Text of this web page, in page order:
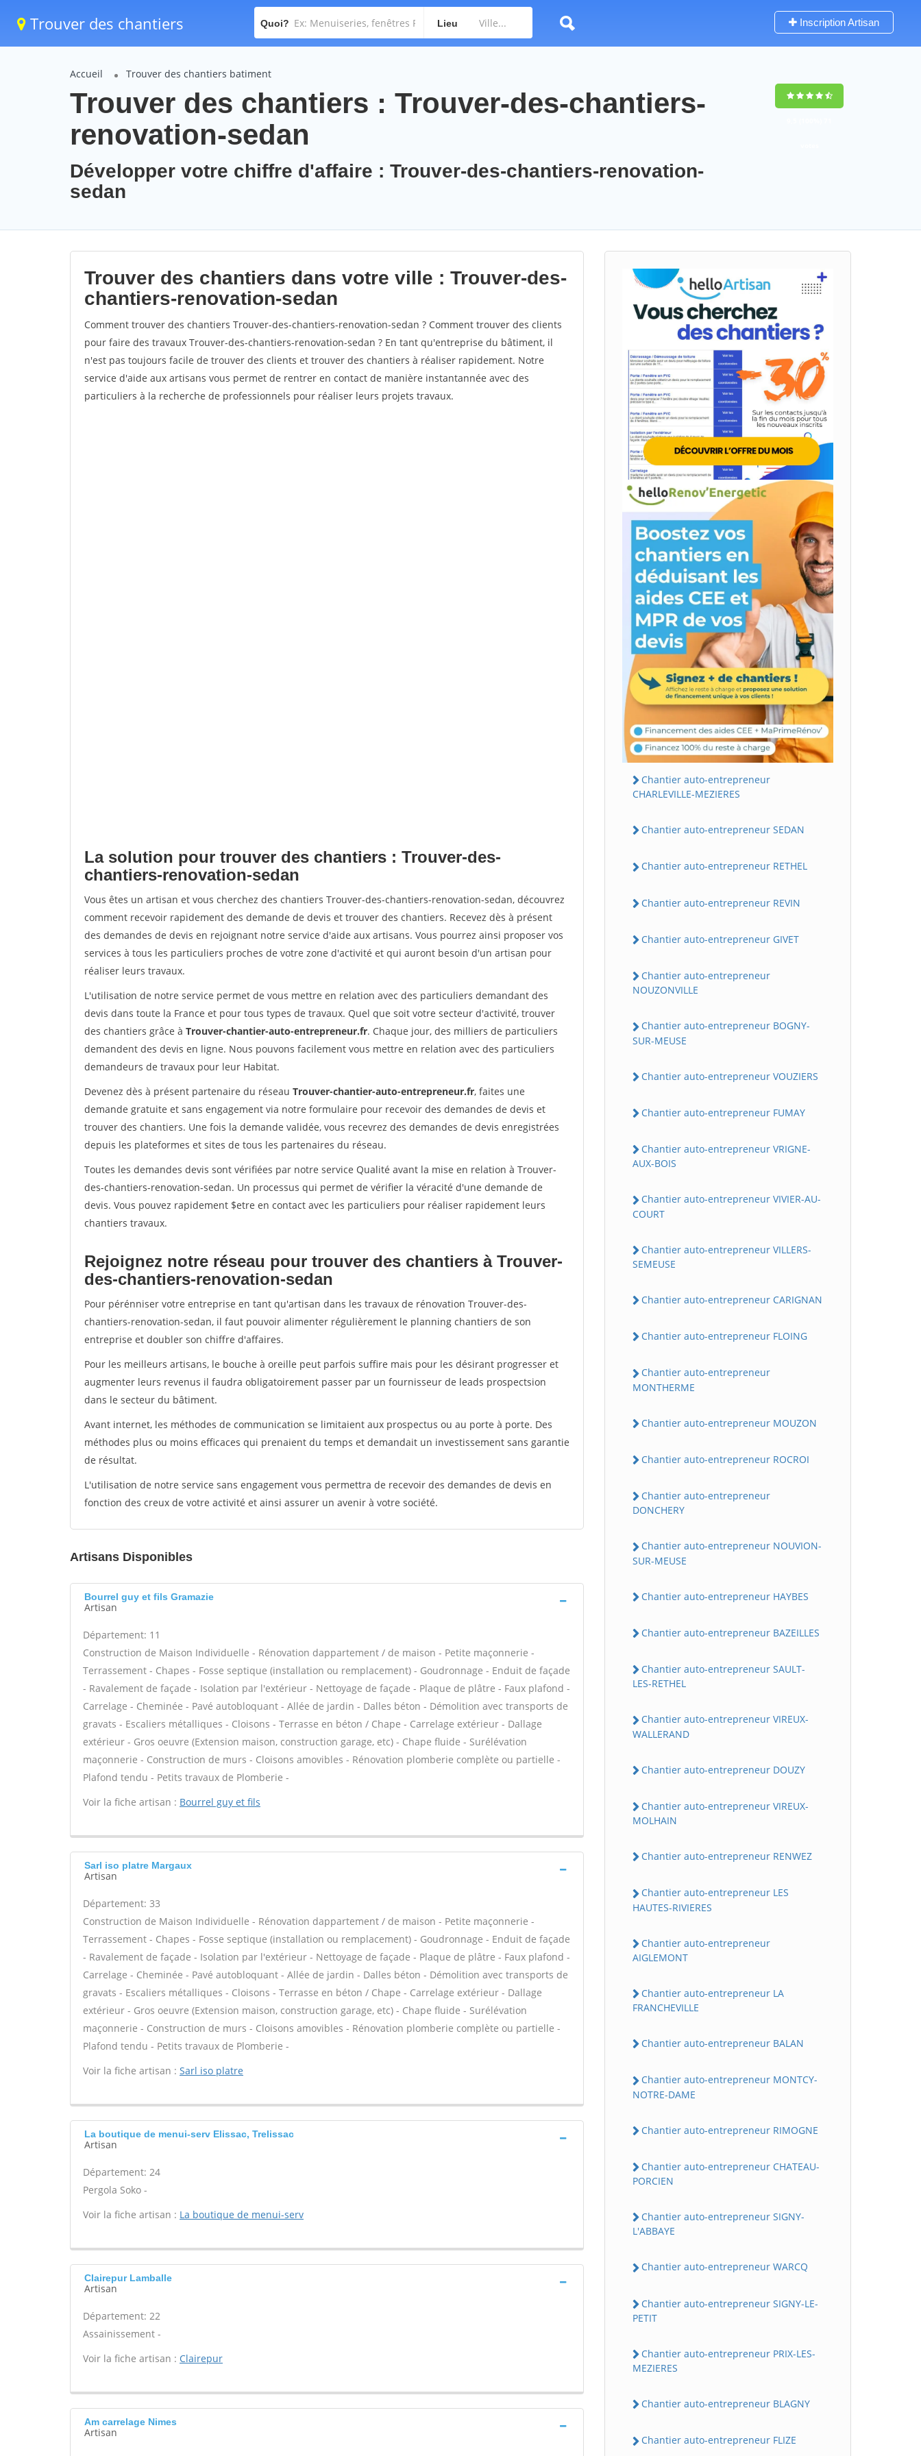
Trouver des chantiers Quoi? Lieu Inscription Artisan
Accueil Trouver des chantiers batiment
Trouver des chantiers : Trouver-des-chantiers-
renovation-sedan
Développer votre chiffre d'affaire : Trouver-des-chantiers-renovation-
sedan
Trouver des chantiers dans votre ville : Trouver-des-
chantiers-renovation-sedan
Comment trouver des chantiers Trouver-des-chantiers-renovation-sedan ? Comment trouver des clients
pour faire des travaux Trouver-des-chantiers-renovation-sedan ? En tant qu'entreprise du bâtiment, il
n'est pas toujours facile de trouver des clients et trouver des chantiers à réaliser rapidement. Notre
service d'aide aux artisans vous permet de rentrer en contact de manière instantannée avec des
particuliers à la recherche de professionnels pour réaliser leurs projets travaux.
La solution pour trouver des chantiers : Trouver-des-
chantiers-renovation-sedan
Vous êtes un artisan et vous cherchez des chantiers Trouver-des-chantiers-renovation-sedan, découvrez
comment recevoir rapidement des demande de devis et trouver des chantiers. Recevez dès à présent
des demandes de devis en rejoignant notre service d'aide aux artisans. Vous pourrez ainsi proposer vos
services à tous les particuliers proches de votre zone d'activité et qui auront besoin d'un artisan pour
réaliser leurs travaux.
L'utilisation de notre service permet de vous mettre en relation avec des particuliers demandant des
devis dans toute la France et pour tous types de travaux. Quel que soit votre secteur d'activité, trouver
des chantiers grâce à Trouver-chantier-auto-entrepreneur.fr. Chaque jour, des milliers de particuliers
demandent des devis en ligne. Nous pouvons facilement vous mettre en relation avec des particuliers
demandeurs de travaux pour leur Habitat.
Devenez dès à présent partenaire du réseau Trouver-chantier-auto-entrepreneur.fr, faites une
demande gratuite et sans engagement via notre formulaire pour recevoir des demandes de devis et
trouver des chantiers. Une fois la demande validée, vous recevrez des demandes de devis enregistrées
depuis les plateformes et sites de tous les partenaires du réseau.
Toutes les demandes devis sont vérifiées par notre service Qualité avant la mise en relation à Trouver-
des-chantiers-renovation-sedan. Un processus qui permet de vérifier la véracité d'une demande de
devis. Vous pouvez rapidement $etre en contact avec les particuliers pour réaliser rapidement leurs
chantiers travaux.
Rejoignez notre réseau pour trouver des chantiers à Trouver-
des-chantiers-renovation-sedan
Pour pérénniser votre entreprise en tant qu'artisan dans les travaux de rénovation Trouver-des-
chantiers-renovation-sedan, il faut pouvoir alimenter régulièrement le planning chantiers de son
entreprise et doubler son chiffre d'affaires.
Pour les meilleurs artisans, le bouche à oreille peut parfois suffire mais pour les désirant progresser et
augmenter leurs revenus il faudra obligatoirement passer par un fournisseur de leads prospectsion
dans le secteur du bâtiment.
Avant internet, les méthodes de communication se limitaient aux prospectus ou au porte à porte. Des
méthodes plus ou moins efficaces qui prenaient du temps et demandait un investissement sans garantie
de résultat.
L'utilisation de notre service sans engagement vous permettra de recevoir des demandes de devis en
fonction des creux de votre activité et ainsi assurer un avenir à votre société.
Artisans Disponibles
Bourrel guy et fils Gramazie
Artisan
Département: 11
Construction de Maison Individuelle - Rénovation dappartement / de maison - Petite maçonnerie -
Terrassement - Chapes - Fosse septique (installation ou remplacement) - Goudronnage - Enduit de façade
- Ravalement de façade - Isolation par l'extérieur - Nettoyage de façade - Plaque de plâtre - Faux plafond -
Carrelage - Cheminée - Pavé autobloquant - Allée de jardin - Dalles béton - Démolition avec transports de
gravats - Escaliers métalliques - Cloisons - Terrasse en béton / Chape - Carrelage extérieur - Dallage
extérieur - Gros oeuvre (Extension maison, construction garage, etc) - Chape fluide - Surélévation
maçonnerie - Construction de murs - Cloisons amovibles - Rénovation plomberie complète ou partielle -
Plafond tendu - Petits travaux de Plomberie -
Voir la fiche artisan : Bourrel guy et fils
Sarl iso platre Margaux
Artisan
Département: 33
Construction de Maison Individuelle - Rénovation dappartement / de maison - Petite maçonnerie -
Terrassement - Chapes - Fosse septique (installation ou remplacement) - Goudronnage - Enduit de façade
- Ravalement de façade - Isolation par l'extérieur - Nettoyage de façade - Plaque de plâtre - Faux plafond -
Carrelage - Cheminée - Pavé autobloquant - Allée de jardin - Dalles béton - Démolition avec transports de
gravats - Escaliers métalliques - Cloisons - Terrasse en béton / Chape - Carrelage extérieur - Dallage
extérieur - Gros oeuvre (Extension maison, construction garage, etc) - Chape fluide - Surélévation
maçonnerie - Construction de murs - Cloisons amovibles - Rénovation plomberie complète ou partielle -
Plafond tendu - Petits travaux de Plomberie -
Voir la fiche artisan : Sarl iso platre
La boutique de menui-serv Elissac, Trelissac
Artisan
Département: 24
Pergola Soko -
Voir la fiche artisan : La boutique de menui-serv
Clairepur Lamballe
Artisan
Département: 22
Assainissement -
Voir la fiche artisan : Clairepur
Am carrelage Nimes
Artisan
Chantier auto-entrepreneur
CHARLEVILLE-MEZIERES
Chantier auto-entrepreneur SEDAN
Chantier auto-entrepreneur RETHEL
Chantier auto-entrepreneur REVIN
Chantier auto-entrepreneur GIVET
Chantier auto-entrepreneur
NOUZONVILLE
Chantier auto-entrepreneur BOGNY-
SUR-MEUSE
Chantier auto-entrepreneur VOUZIERS
Chantier auto-entrepreneur FUMAY
Chantier auto-entrepreneur VRIGNE-
AUX-BOIS
Chantier auto-entrepreneur VIVIER-AU-
COURT
Chantier auto-entrepreneur VILLERS-
SEMEUSE
Chantier auto-entrepreneur CARIGNAN
Chantier auto-entrepreneur FLOING
Chantier auto-entrepreneur
MONTHERME
Chantier auto-entrepreneur MOUZON
Chantier auto-entrepreneur ROCROI
Chantier auto-entrepreneur
DONCHERY
Chantier auto-entrepreneur NOUVION-
SUR-MEUSE
Chantier auto-entrepreneur HAYBES
Chantier auto-entrepreneur BAZEILLES
Chantier auto-entrepreneur SAULT-
LES-RETHEL
Chantier auto-entrepreneur VIREUX-
WALLERAND
Chantier auto-entrepreneur DOUZY
Chantier auto-entrepreneur VIREUX-
MOLHAIN
Chantier auto-entrepreneur RENWEZ
Chantier auto-entrepreneur LES
HAUTES-RIVIERES
Chantier auto-entrepreneur
AIGLEMONT
Chantier auto-entrepreneur LA
FRANCHEVILLE
Chantier auto-entrepreneur BALAN
Chantier auto-entrepreneur MONTCY-
NOTRE-DAME
Chantier auto-entrepreneur RIMOGNE
Chantier auto-entrepreneur CHATEAU-
PORCIEN
Chantier auto-entrepreneur SIGNY-
L'ABBAYE
Chantier auto-entrepreneur WARCQ
Chantier auto-entrepreneur SIGNY-LE-
PETIT
Chantier auto-entrepreneur PRIX-LES-
MEZIERES
Chantier auto-entrepreneur BLAGNY
Chantier auto-entrepreneur FLIZE